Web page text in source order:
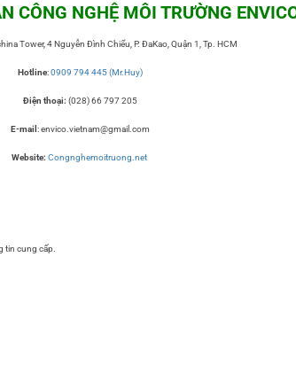
N CÔNG NGHỆ MÔI TRƯỜNG
Tower, 4 Nguyễn Đình Chiểu, P. ĐaKao, Quận 1, Tp. HCM
Hotline:0909 794 445 (Mr.Huy)
Điện thoại: (028) 66 797 205
E-mail : envico.vietnam@gmail.com
Website: Congnghemoitruong.net
tin cung cấp.